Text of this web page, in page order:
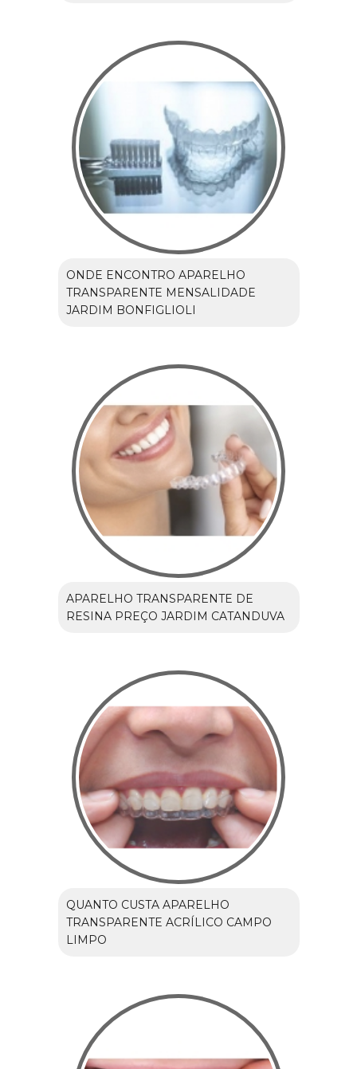
ONDE ENCONTRO APARELHO
TRANSPARENTE MENSALIDADE
JARDIM BONFIGLIOLI
APARELHO TRANSPARENTE DE
RESINA PREÇO JARDIM CATANDUVA
QUANTO CUSTA APARELHO
TRANSPARENTE ACRÍLICO CAMPO
LIMPO